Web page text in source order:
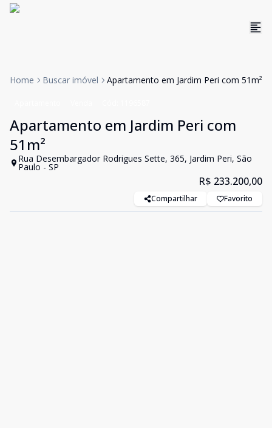
Home Buscar imóvel Apartamento em Jardim Peri com 51m²
Apartamento em Jardim Peri com
51m²
Rua Desembargador Rodrigues Sette, 365, Jardim Peri, São
Paulo - SP
R$ 233.200,00
Compartilhar Favorito